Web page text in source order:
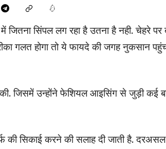
जितना सिंपल लग रहा है उतना है नही. चेहरे पर
गलत होगा तो ये फायदे की जगह नुकसान
जिसमें उन्होंने फेशियल आइसिंग से जुड़ी कई
स‍िकाई करने की सलाह दी जाती है. दरअसल